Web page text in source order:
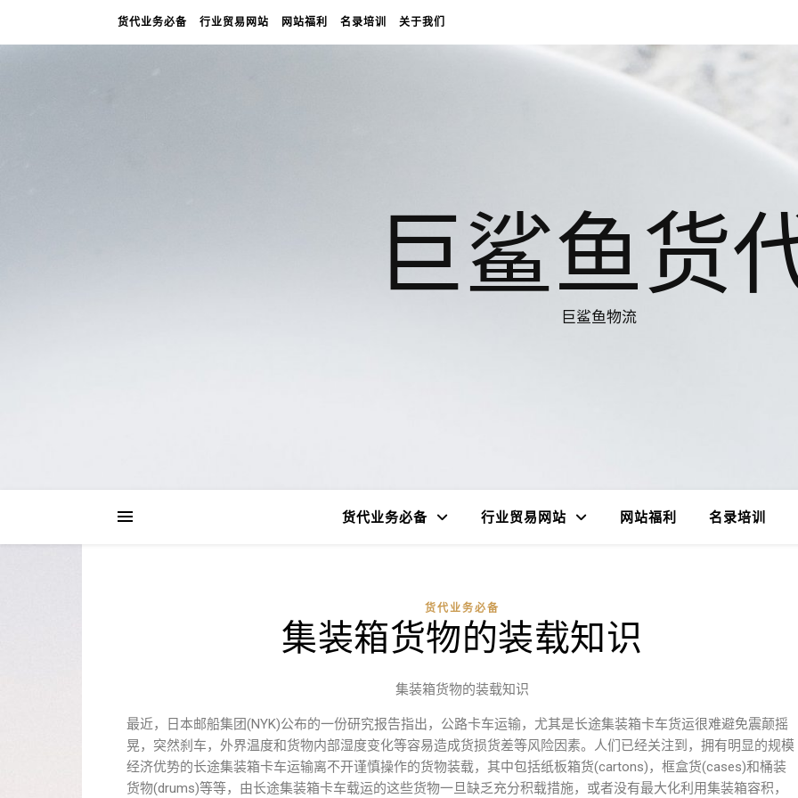
货代业务必备 行业贸易网站 网站福利 名录培训 关于我们
巨鲨鱼货
巨鲨鱼物流
货代业务必备 行业贸易网站 网站福利 名录培训
货代业务必备
集装箱货物的装载知识
集装箱货物的装载知识
最近，日本邮船集团(NYK)公布的一份研究报告指出，公路卡车运输，尤其是长途集装箱卡车货运很难避免震颠摇
晃，突然刹车，外界温度和货物内部湿度变化等容易造成货损货差等风险因素。人们已经关注到，拥有明显的规模
经济优势的长途集装箱卡车运输离不开谨慎操作的货物装载，其中包括纸板箱货(cartons)，框盒货(cases)和桶装
货物(drums)等等，由长途集装箱卡车载运的这些货物一旦缺乏充分积载措施，或者没有最大化利用集装箱容积，